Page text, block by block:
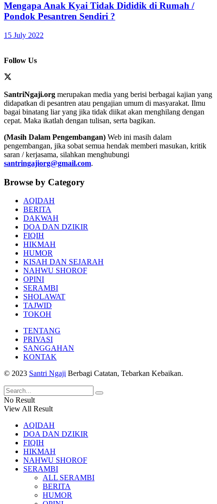
Mengapa Anak Kyai Tidak Dididik di Rumah /
Pondok Pesantren Sendiri ?
15 July 2022
Follow Us
SantriNgaji.org merupakan media yang berisi berbagai kajian yang
didapatkan di pesantren atau pengajian umum di masyarakat. Ilmu
bagai binatang liar yang jika tidak diikat akan menghilang dengan
cepat. Maka ikatlah dengan tulisan, serta bagikan.
(Masih Dalam Pengembangan) Web ini masih dalam
pengembangan, jika sobat semua hendak memberi masukan, kritik
saran / kerjasama, silahkan menghubungi
santringajiorg@gmail.com.
Browse by Category
AQIDAH
BERITA
DAKWAH
DOA DAN DZIKIR
FIQIH
HIKMAH
HUMOR
KISAH DAN SEJARAH
NAHWU SHOROF
OPINI
SERAMBI
SHOLAWAT
TAJWID
TOKOH
TENTANG
PRIVASI
SANGGAHAN
KONTAK
© 2023 Santri Ngaji Berbagi Catatan, Tebarkan Kebaikan.
No Result
View All Result
AQIDAH
DOA DAN DZIKIR
FIQIH
HIKMAH
NAHWU SHOROF
SERAMBI
ALL SERAMBI
BERITA
HUMOR